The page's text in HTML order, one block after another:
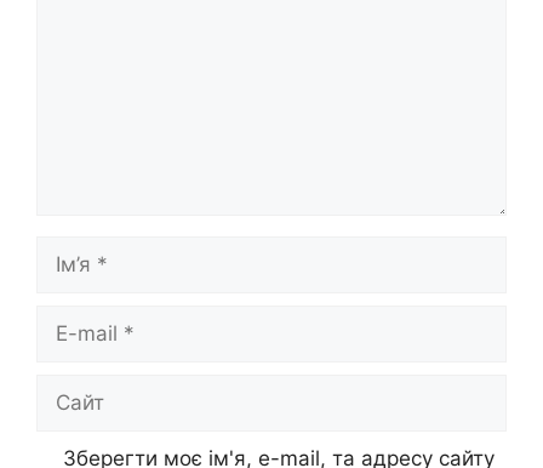
Ім’я
Сайт
Зберегти моє ім'я, e-mail, та адресу сайту